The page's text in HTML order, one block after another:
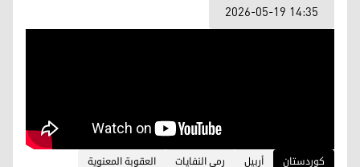
2026-05-19 14:35
کوردستان أربيل رمي النفايات العقوبة المعنوية